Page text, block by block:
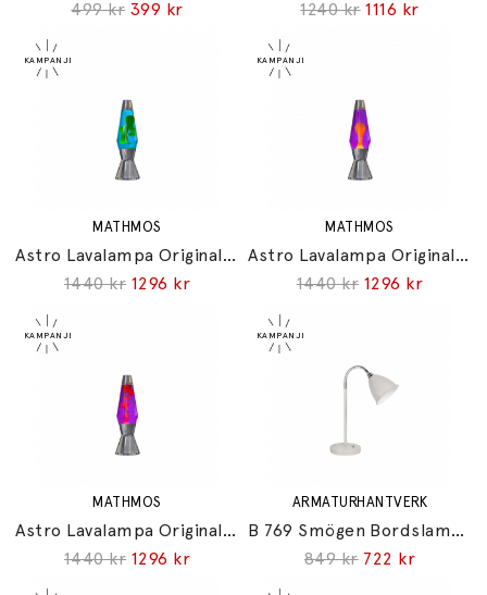
499 kr 399 kr
1240 kr 1116 kr
MATHMOS
Astro Lavalampa Originalet Silver Blue/Green
1440 kr 1296 kr
MATHMOS
Astro Lavalampa Originalet Silver Violet/Orange
1440 kr 1296 kr
MATHMOS
Astro Lavalampa Originalet Silver Violet/Red
1440 kr 1296 kr
ARMATURHANTVERK
B 769 Smögen Bordslampa Sand
849 kr 722 kr